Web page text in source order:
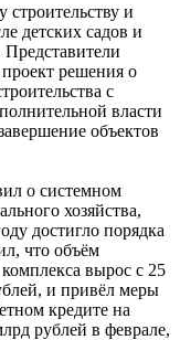
и
детских садов и
решения о
с
власти
объектов
о системном
хозяйства,
достигло порядка
что объём
вырос с 25
и привёл меры
кредите на
рублей в феврале,